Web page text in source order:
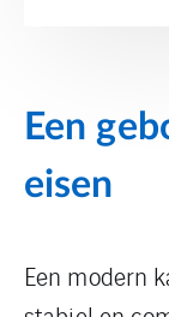
Een
eisen
Een modern